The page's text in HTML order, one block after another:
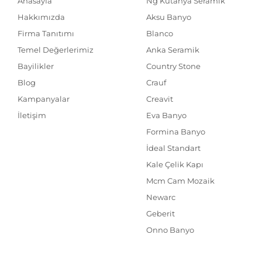
Hakkımızda
Firma Tanıtımı
Temel Değerlerimiz
Bayilikler
Blog
Kampanyalar
İletişim
Aksu Banyo
Blanco
Anka Seramik
Country Stone
Crauf
Creavit
Eva Banyo
Formina Banyo
İdeal Standart
Kale Çelik Kapı
Mcm Cam Mozaik
Newarc
Geberit
Onno Banyo